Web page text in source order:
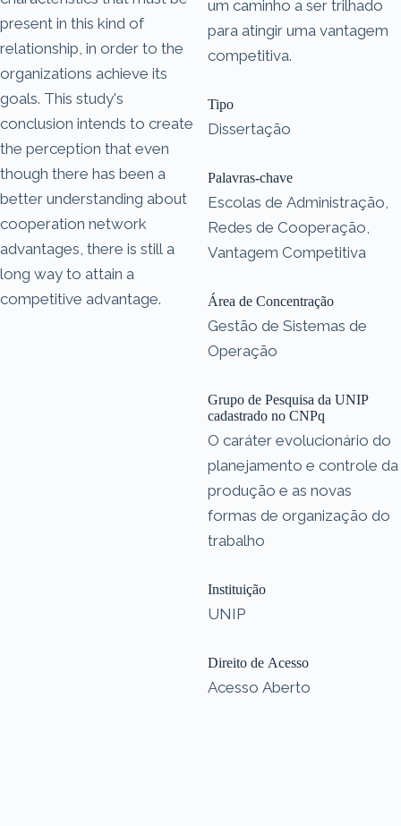
present in this kind of
relationship, in order to the
organizations achieve its
goals. This study's
conclusion intends to create
the perception that even
though there has been a
better understanding about
cooperation network
advantages, there is still a
long way to attain a
competitive advantage.
um caminho a ser trilhado
para atingir uma vantagem
competitiva.
Tipo
Dissertação
Palavras-chave
Escolas de Administração,
Redes de Cooperação,
Vantagem Competitiva
Área de Concentração
Gestão de Sistemas de
Operação
Grupo de Pesquisa da UNIP
cadastrado no CNPq
O caráter evolucionário do
planejamento e controle da
produção e as novas
formas de organização do
trabalho
Instituição
UNIP
Direito de Acesso
Acesso Aberto